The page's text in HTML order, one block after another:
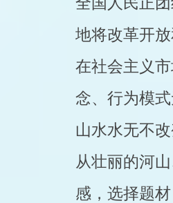
地将改革开
在社会主义
念、行为模
山水水无不
从壮丽的河
感，选择题